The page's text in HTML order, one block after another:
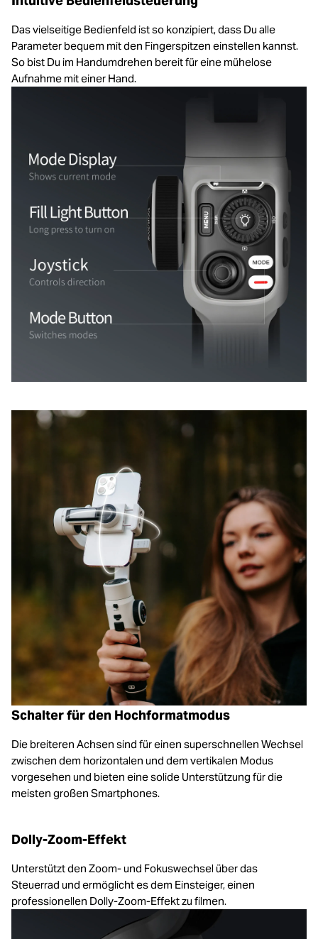
Das vielseitige Bedienfeld ist so konzipiert, dass Du alle
Parameter bequem mit den Fingerspitzen einstellen kannst.
So bist Du im Handumdrehen bereit für eine mühelose
Aufnahme mit einer Hand.
Schalter für den Hochformatmodus
Die breiteren Achsen sind für einen superschnellen Wechsel
zwischen dem horizontalen und dem vertikalen Modus
vorgesehen und bieten eine solide Unterstützung für die
meisten großen Smartphones.
Dolly-Zoom-Effekt
Unterstützt den Zoom- und Fokuswechsel über das
Steuerrad und ermöglicht es dem Einsteiger, einen
professionellen Dolly-Zoom-Effekt zu filmen.